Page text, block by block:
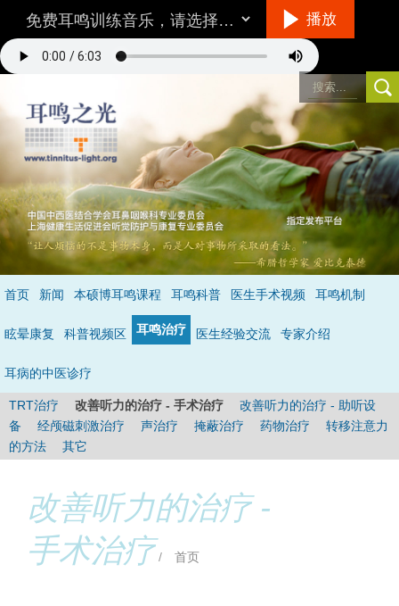
播放
听音乐的方法
音量：与耳鸣的响度差不多，就是说你仔细听可以听到耳鸣。
注意耳鸣，成功的状态是当耳鸣和音乐同时存在时，你只听到了音乐的声
音，处于无耳鸣状态（详见音乐治疗）。
时间：3次/天（睡前一次最重要），多于30分钟/次，1-3个月。
首页 新闻 本硕博耳鸣课程 耳鸣科普 医生手术视频 耳鸣机制
眩晕康复 科普视频区 耳鸣治疗 医生经验交流 专家介绍
耳病的中医诊疗
TRT治疗 改善听力的治疗 - 手术治疗
改善听力的治疗 - 助听设
备
经颅磁刺激治疗 声治疗 掩蔽治疗 药物治疗
转移注意力
的方法
其它
改善听力的治疗 -
手术治疗 / 首页